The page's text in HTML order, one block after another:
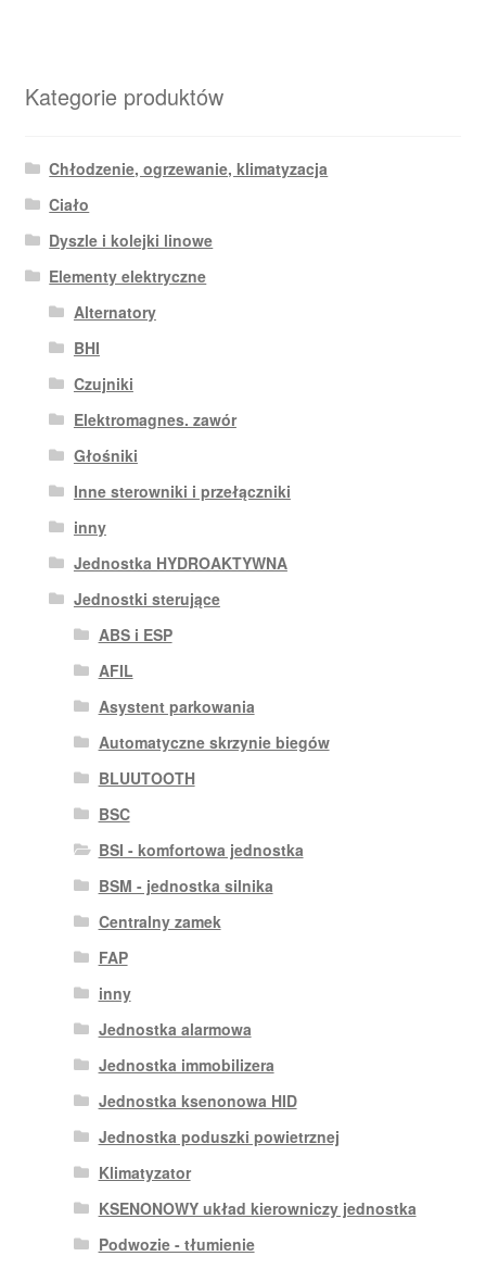
Kategorie produktów
Chłodzenie, ogrzewanie, klimatyzacja
Ciało
Dyszle i kolejki linowe
Elementy elektryczne
Alternatory
BHI
Czujniki
Elektromagnes. zawór
Głośniki
Inne sterowniki i przełączniki
inny
Jednostka HYDROAKTYWNA
Jednostki sterujące
ABS i ESP
AFIL
Asystent parkowania
Automatyczne skrzynie biegów
BLUUTOOTH
BSC
BSI - komfortowa jednostka
BSM - jednostka silnika
Centralny zamek
FAP
inny
Jednostka alarmowa
Jednostka immobilizera
Jednostka ksenonowa HID
Jednostka poduszki powietrznej
Klimatyzator
KSENONOWY układ kierowniczy jednostka
Podwozie - tłumienie